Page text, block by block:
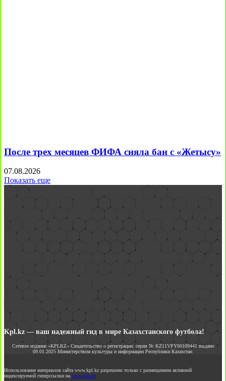
После трех месяцев ФИФА сняла бан с «Жетысу»
07.08.2026
Показать еще
Kpl.kz — ваш надежный гид в мире Казахстанского футбола!
Сетевое издание «KPLKZ» Свидетельство о регистрации: серия № KZ11VPY00109441 выдано
09.01.2025 Министерством культуры и информации Республики Казахстан.
Использование материалов сайта www.kpl.kz разрешено только с размещением активной
индексируемой гиперссылки на www.kpl.kz